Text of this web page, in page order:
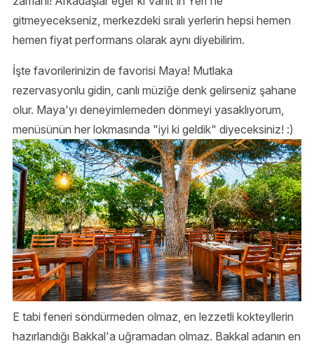
gitmeyecekseniz, merkezdeki sıralı yerlerin hepsi hemen
hemen fiyat performans olarak aynı diyebilirim.
İşte favorilerinizin de favorisi Maya! Mutlaka
rezervasyonlu gidin, canlı müziğe denk gelirseniz şahane
olur. Maya'yı deneyimlemeden dönmeyi yasaklıyorum,
menüsünün her lokmasında "iyi ki geldik" diyeceksiniz! :)
E tabi feneri söndürmeden olmaz, en lezzetli kokteyllerin
hazırlandığı Bakkal'a uğramadan olmaz. Bakkal adanın en